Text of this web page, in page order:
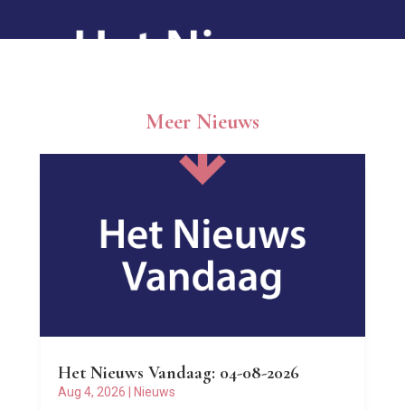
Meer Nieuws
Het Nieuws Vandaag: 04-08-2026
Aug 4, 2026 Nieuws